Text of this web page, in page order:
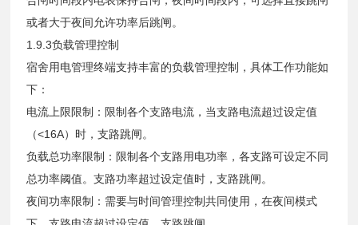
或者大于夜间允许功率后跳闸。
1.9.3负载管理控制
宿舍用电管理终端支持丰富的负载管理控制，具体工作功能如
下：
电流上限限制：限制各个支路电流，当支路电流超过设定值
（<16A）时，支路跳闸。
负载总功率限制：限制各个支路用电功率，各支路可设定不同
总功率阈值。支路功率超过设定值时，支路跳闸。
夜间功率限制：需要与时间管理控制共同使用，在夜间模式